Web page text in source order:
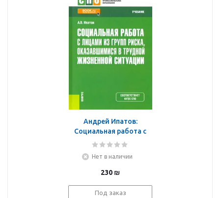
Андрей Ипатов:
Социальная работа с
лицами из групп риска,
трудной жизненной
ситуации. Учебник
Нет в наличии
230 ₪
Под заказ